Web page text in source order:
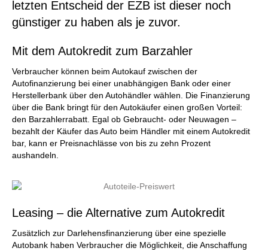
letzten Entscheid der EZB ist dieser noch
günstiger zu haben als je zuvor.
Mit dem Autokredit zum Barzahler
Verbraucher können beim Autokauf zwischen der
Autofinanzierung bei einer unabhängigen Bank oder einer
Herstellerbank über den Autohändler wählen. Die Finanzierung
über die Bank bringt für den Autokäufer einen großen Vorteil:
den Barzahlerrabatt. Egal ob Gebraucht- oder Neuwagen –
bezahlt der Käufer das Auto beim Händler mit einem Autokredit
bar, kann er Preisnachlässe von bis zu zehn Prozent
aushandeln.
Leasing – die Alternative zum Autokredit
Zusätzlich zur Darlehensfinanzierung über eine spezielle
Autobank haben Verbraucher die Möglichkeit, die Anschaffung